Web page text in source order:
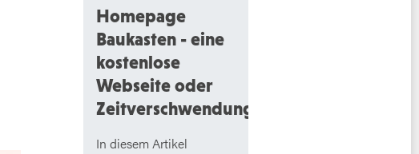
Homepage
Baukasten - eine
kostenlose
Webseite oder
Zeitverschwendung?
In diesem Artikel